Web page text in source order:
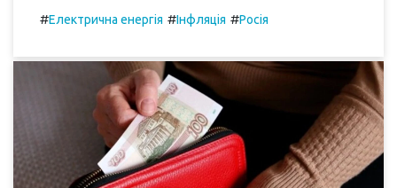
#Електрична енергія #Інфляція #Росія